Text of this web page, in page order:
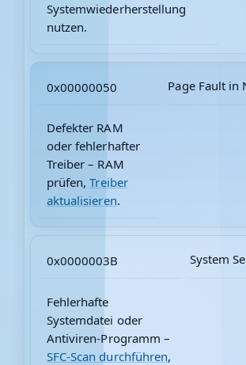
Systemwiederherstellung
nutzen.
0x00000050 Page Fault in
Defekter RAM
oder fehlerhafter
Treiber – RAM
prüfen,Treiber
aktualisieren.
0x0000003B System
Fehlerhafte
Systemdatei oder
Antiviren-Programm –
SFC-Scan durchführen,